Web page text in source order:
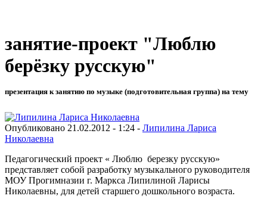
занятие-проект "Люблю
берёзку русскую"
презентация к занятию по музыке (подготовительная группа) на тему
Опубликовано 21.02.2012 - 1:24 - Липилина Лариса
Николаевна
Педагогический проект « Люблю березку русскую»
представляет собой разработку музыкального руководителя
МОУ Прогимназии г. Маркса Липилиной Ларисы
Николаевны, для детей старшего дошкольного возраста.